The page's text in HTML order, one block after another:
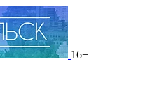
16+